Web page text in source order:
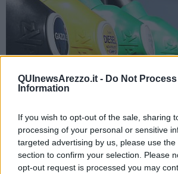
QUInewsArezzo.it - Do Not
Information
If you wish to opt-out of the sale, sharing
processing of your personal or sensitive
targeted advertising by us, please use
section to confirm your selection. Please
opt-out request is processed you may
Ecco l'elenco dei prezzi del carburante in
Comune per comune gli impianti più
rifornimento.